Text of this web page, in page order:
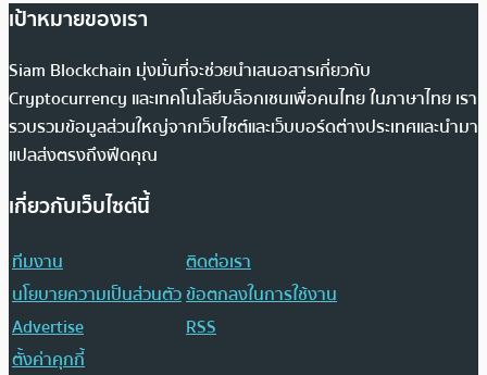
เป้าหมายของเรา
Siam Blockchain มุ่งมั่นที่จะช่วยนำเสนอสารเกี่ยวกับ
Cryptocurrency และเทคโนโลยีบล็อกเชนเพื่อคนไทย ในภาษาไทย เรา
รวบรวมข้อมูลส่วนใหญ่จากเว็บไซต์และเว็บบอร์ดต่างประเทศและนำมา
แปลส่งตรงถึงฟีดคุณ
เกี่ยวกับเว็บไซต์นี้
ทีมงาน
ติดต่อเรา
นโยบายความเป็นส่วนตัวข้อตกลงในการใช้งาน
Advertise
RSS
ตั้งค่าคุกกี้